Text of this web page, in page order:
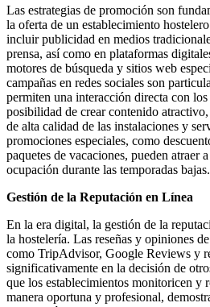
Las estrategias de promoción son
la oferta de un establecimiento
incluir publicidad en medios
prensa, así como en plataformas
motores de búsqueda y sitios web
campañas en redes sociales son
permiten una interacción directa con
posibilidad de crear contenido
de alta calidad de las instalaciones y
promociones especiales, como
paquetes de vacaciones, pueden atraer
ocupación durante las temporadas bajas.
Gestión de la Reputación en Línea
En la era digital, la gestión de la
la hostelería. Las reseñas y opiniones
como TripAdvisor, Google Reviews y
significativamente en la decisión de
que los establecimientos monitoricen y
manera oportuna y profesional,